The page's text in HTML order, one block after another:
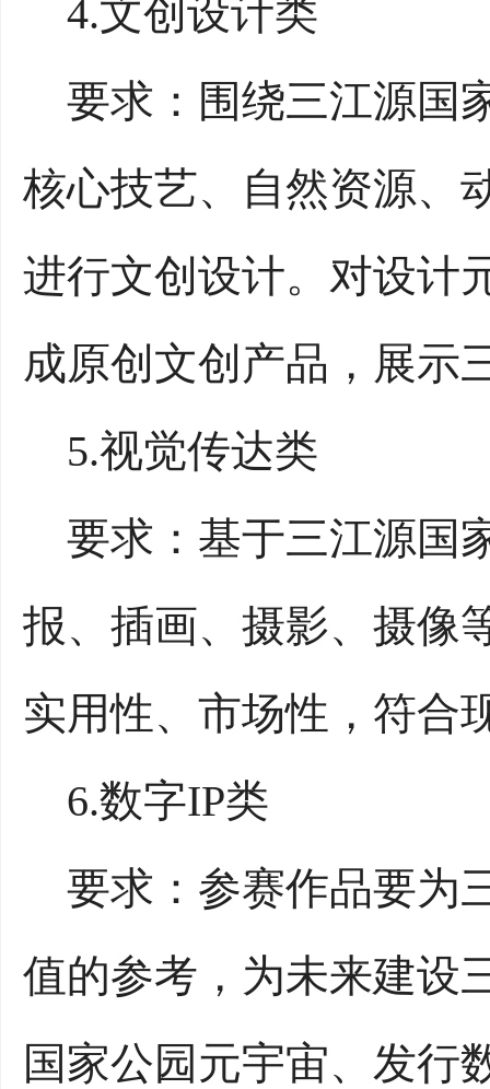
4.文创设计类
要求：围绕三江源国
核心技艺、自然资源、
进行文创设计。对设计
成原创文创产品，展示
5.视觉传达类
要求：基于三江源国
报、插画、摄影、摄像
实用性、市场性，符合
6.数字IP类
要求：参赛作品要为
值的参考，为未来建设
国家公园元宇宙、发行